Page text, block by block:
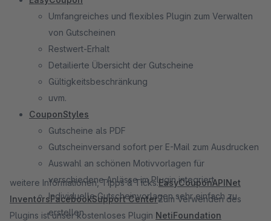
Umfangreiches und flexibles Plugin zum Verwalten
von Gutscheinen
Restwert-Erhalt
Detailierte Übersicht der Gutscheine
Gültigkeitsbeschränkung
uvm.
CouponStyles
Gutscheine als PDF
Gutscheinversand sofort per E-Mail zum Ausdrucken
Auswahl an schönen Motivvorlagen für
verschiedene Anlässe im Plugin integriert
Individuelle Gutscheinvorlagen sehr einfach zu
erstellen
weitere Informationen, Tipps & Ticks:EasyCouponAPINet
InventorsFacebookSupport CenterZum Verwenden des
Plugins ist unser kostenloses Plugin NetiFoundation